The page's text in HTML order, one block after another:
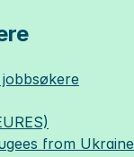
from Ukraine